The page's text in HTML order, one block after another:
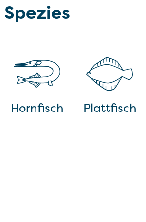
Spezies
Hornfisch Plattfisch